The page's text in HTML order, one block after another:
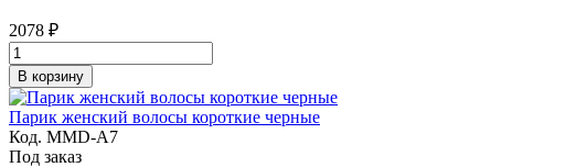
2078 ₽
В корзину
Парик женский волосы короткие черные
Код. MMD-A7
Под заказ